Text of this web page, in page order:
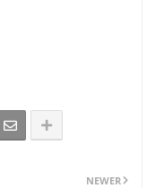
NEWER